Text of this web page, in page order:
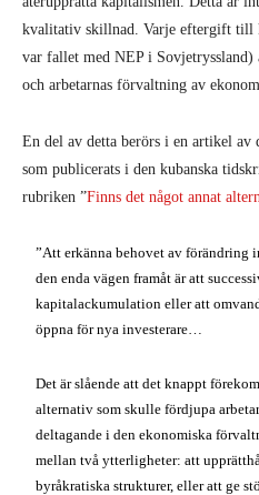
kvalitativ skillnad. Varje eftergift till
var fallet med NEP i
och arbetarnas förvaltning av
En del av detta berörs i en artikel av
som publicerats i den kubanska
rubriken ”Finns det något annat
”Att erkänna behovet av förändring
den enda vägen framåt är att
kapitalackumulation eller att
öppna för nya investerare…
Det är slående att det knappt
alternativ som skulle fördjupa
deltagande i den ekonomiska
mellan två ytterligheter: att
byråkratiska strukturer, eller att ge